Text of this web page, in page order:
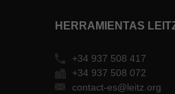
HERRAMIENTAS
+34 937 508 417
+34 937 508 072
contact-es@leitz.org